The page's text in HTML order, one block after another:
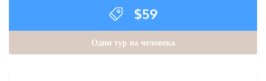
$59
Один тур на человека